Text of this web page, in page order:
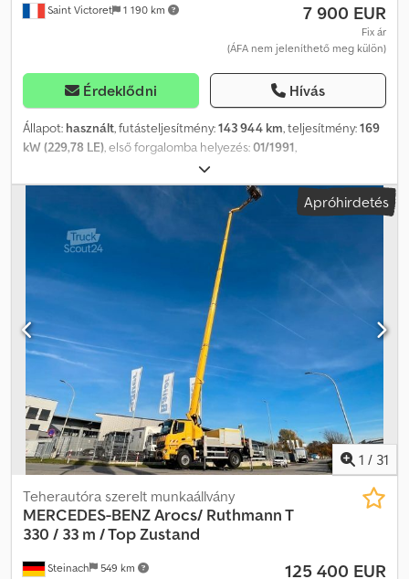
Saint Victoret 1 190 km 7 900 EUR
Fix ár
(ÁFA nem jeleníthető meg külön)
Érdeklődni Hívás
Állapot: használt, futásteljesítmény:143 944 km, teljesítmény:169
kW (229,78 LE), első forgalomba helyezés:01/1991,
, össztömeg:
tengelyelrendezés:4x2, hajtástípus:mechanikai, kibocsátási
, Gyártási év:
, Chauveau márkájú teherautó: Jól
indul, menet közben is megfelelően működik, de a motor füstöl.
Szállítási idő (napokban): 1 Teljesítmény: 231 LE (DIN) Teljesítmény:
169 kW Adóteljesítmény: 17 LE Csdpfx Ajzkv Ivji Aerf
Apróhirdetés
1 / 31
Steinach 549 km
Teherautóra szerelt munkaállvány
MERCEDES-BENZArocs/ Ruthmann T
330 / 33 m / Top Zustand
125 400 EUR